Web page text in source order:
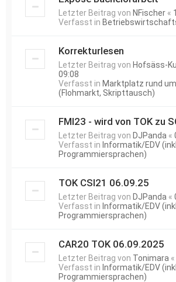
Letzter Beitrag von NFischer «
Verfasst in
Korrekturlesen
Letzter Beitrag von Hofsäss-
09:08
Verfasst in Marktplatz rund
(Flohmarkt, Skripttausch)
FMI23 - wird von TOK zu
Letzter Beitrag von DJPanda «
Verfasst in Informatik/EDV (inkl.
Programmiersprachen)
TOK CSI21 06.09.25
Letzter Beitrag von DJPanda «
Verfasst in Informatik/EDV (inkl.
Programmiersprachen)
CAR20 TOK 06.09.2025
Letzter Beitrag von Tonimara «
Verfasst in Informatik/EDV (inkl.
Programmiersprachen)